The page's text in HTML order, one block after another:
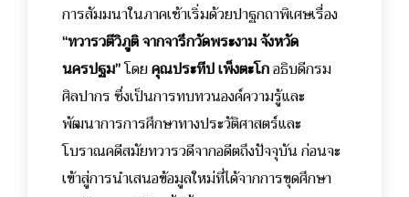
การสัมมนาในภาคเช้าเริ่มด้วยปาฐกถาพิเศษเรื่อง
“ทวารวตีวิภูติ จากจารึกวัดพระงาม จังหวัด
นครปฐม”โดยคุณประทีป เพ็งตะโกอธิบดีกรม
ศิลปากร ซึ่งเป็นการทบทวนองค์ความรู้และ
พัฒนาการการศึกษาทางประวัติศาสตร์และ
โบราณคดีสมัยทวารวดีจากอดีตถึงปัจจุบัน ก่อนจะ
เข้าสู่การนำเสนอข้อมูลใหม่ที่ได้จากการขุดศึกษา